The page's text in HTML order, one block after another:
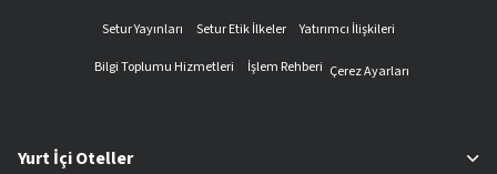
Setur Yayınları
Setur Etik İlkeler
Yatırımcı İlişkileri
Bilgi Toplumu Hizmetleri
İşlem Rehberi Çerez Ayarları
Yurt İçi Oteller